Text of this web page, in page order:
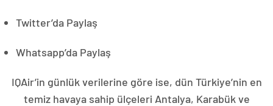
Twitter’da Paylaş
Whatsapp’da Paylaş
IQAir’in günlük verilerine göre ise, dün Türkiye’nin en
temiz havaya sahip ülçeleri Antalya, Karabük ve